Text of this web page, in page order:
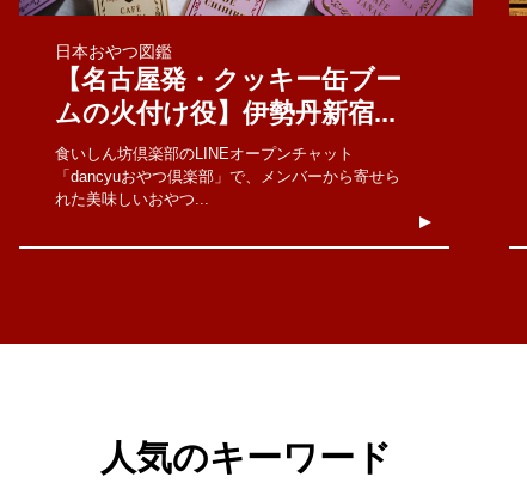
日本おやつ図鑑
【名古屋発・クッキー缶ブー
ムの火付け役】伊勢丹新宿...
食いしん坊倶楽部のLINEオープンチャット
「dancyuおやつ倶楽部」で、メンバーから寄せら
れた美味しいおやつ...
人気のキーワード